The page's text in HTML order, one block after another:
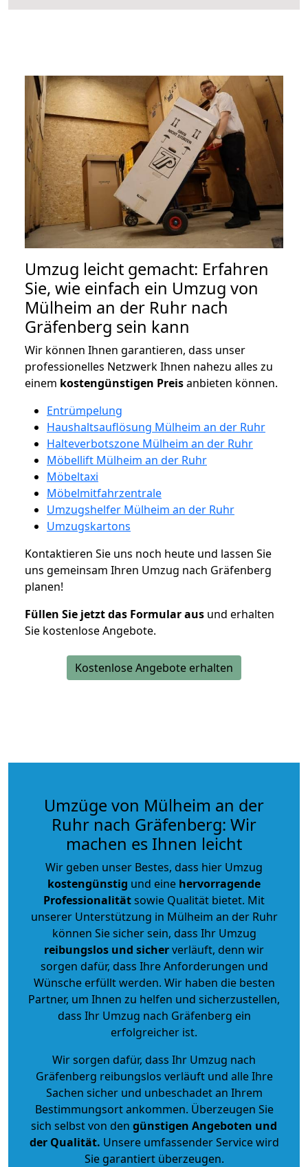
Umzug leicht gemacht: Erfahren
Sie, wie einfach ein Umzug von
Mülheim an der Ruhr nach
Gräfenberg sein kann
Wir können Ihnen garantieren, dass unser
professionelles Netzwerk Ihnen nahezu alles zu
einem kostengünstigen Preisanbieten können.
Entrümpelung
Haushaltsauflösung Mülheim an der Ruhr
Halteverbotszone Mülheim an der Ruhr
Möbellift Mülheim an der Ruhr
Möbeltaxi
Möbelmitfahrzentrale
Umzugshelfer Mülheim an der Ruhr
Umzugskartons
Kontaktieren Sie uns noch heute und lassen Sie
uns gemeinsam Ihren Umzug nach Gräfenberg
planen!
Füllen Sie jetzt das Formular aus und erhalten
Sie kostenlose Angebote.
Kostenlose Angebote erhalten
Umzüge von Mülheim an der
Ruhr nach Gräfenberg: Wir
machen es Ihnen leicht
Wir geben unser Bestes, dass hier Umzug
kostengünstig und eine hervorragende
Professionalitätsowie Qualität bietet. Mit
unserer Unterstützung in Mülheim an der Ruhr
können Sie sicher sein, dass Ihr Umzug
reibungslos und sicherverläuft, denn wir
sorgen dafür, dass Ihre Anforderungen und
Wünsche erfüllt werden. Wir haben die besten
Partner, um Ihnen zu helfen und sicherzustellen,
dass Ihr Umzug nach Gräfenberg ein
erfolgreicher ist.
Wir sorgen dafür, dass Ihr Umzug nach
Gräfenberg reibungslos verläuft und alle Ihre
Sachen sicher und unbeschadet an Ihrem
Bestimmungsort ankommen. Überzeugen Sie
sich selbst von den günstigen Angeboten und
der Qualität. Unsere umfassender Service wird
Sie garantiert überzeugen.